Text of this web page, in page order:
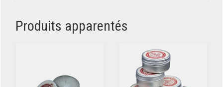
Produits apparentés